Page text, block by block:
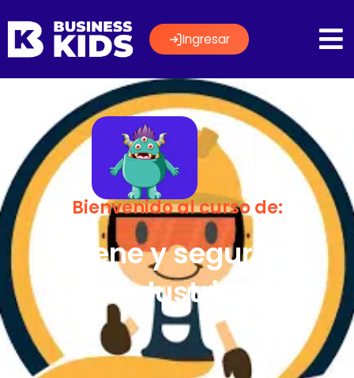
Ingresar
Bienvenido al curso de:
Higiene y seguridad
industrial